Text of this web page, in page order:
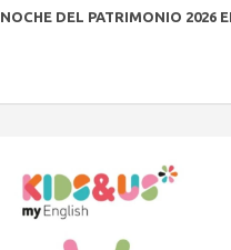
NOCHE DEL PATRIMONIO 2026